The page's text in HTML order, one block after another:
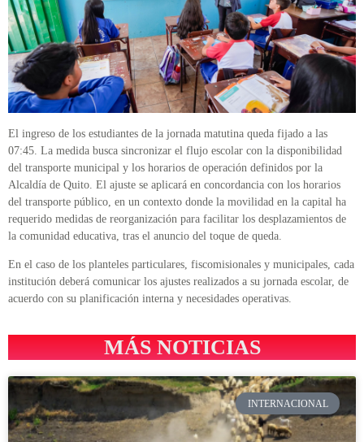
El ingreso de los estudiantes de la jornada matutina queda fijado a las
07:45. La medida busca sincronizar el flujo escolar con la disponibilidad
del transporte municipal y los horarios de operación definidos por la
Alcaldía de Quito. El ajuste se aplicará en concordancia con los horarios
del transporte público, en un contexto donde la movilidad en la capital ha
requerido medidas de reorganización para facilitar los desplazamientos de
la comunidad educativa, tras el anuncio del toque de queda.
En el caso de los planteles particulares, fiscomisionales y municipales, cada
institución deberá comunicar los ajustes realizados a su jornada escolar, de
acuerdo con su planificación interna y necesidades operativas.
MÁS NOTICIAS
INTERNACIONAL